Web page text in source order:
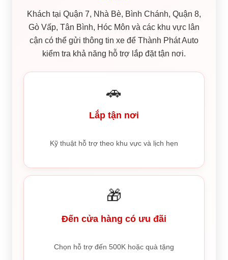
Khách tại Quận 7, Nhà Bè, Bình Chánh, Quận 8,
Gò Vấp, Tân Bình, Hóc Môn và các khu vực lân
cận có thể gửi thông tin xe để Thành Phát Auto
kiểm tra khả năng hỗ trợ lắp đặt tận nơi.
🚗
Lắp tận nơi
Kỹ thuật hỗ trợ theo khu vực và lịch hẹn
🎁
Đến cửa hàng có ưu đãi
Chọn hỗ trợ đến 500K hoặc quà tặng